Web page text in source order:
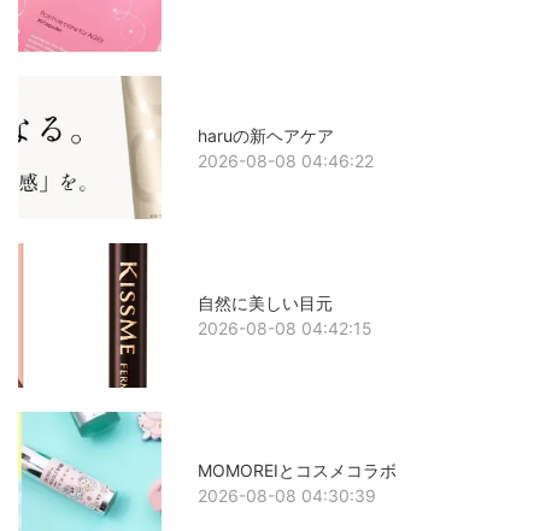
haruの新ヘアケア
2026-08-08 04:46:22
自然に美しい目元
2026-08-08 04:42:15
MOMOREIとコスメコラボ
2026-08-08 04:30:39